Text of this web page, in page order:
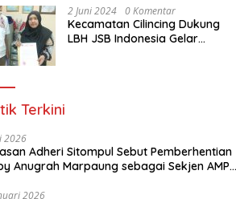
Taruna di Jakarta Utara
2 Juni 2024 0 Komentar
Kecamatan Cilincing Dukung
LBH JSB Indonesia Gelar
Terkini
2026
Adheri Sitompul Sebut Pemberhentian
Anugrah Marpaung sebagai Sekjen AMPI
2026